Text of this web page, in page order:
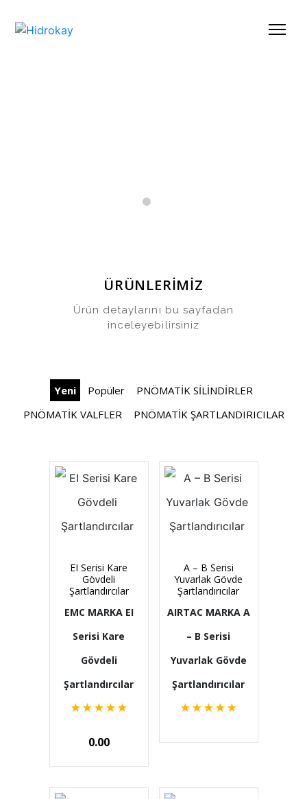
ÜRÜNLERİMİZ
Ürün detaylarını bu sayfadan
inceleyebilirsiniz
Yeni Popüler
PNÖMATİK SİLİNDİRLER
PNÖMATİK VALFLER
PNÖMATİK ŞARTLANDIRICILAR
EI Serisi Kare
Gövdeli
Şartlandırcılar
EMC MARKA EI
Serisi Kare
Gövdeli
Şartlandırcılar
★ ★ ★ ★ ★
0.00
A – B Serisi
Yuvarlak Gövde
Şartlandırıcılar
AIRTAC MARKA A
– B Serisi
Yuvarlak Gövde
Şartlandırıcılar
★ ★ ★ ★ ★